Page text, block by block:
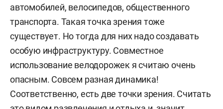
автомобилей, велосипедов, общественного
транспорта. Такая точка зрения тоже
существует. Но тогда для них надо создавать
особую инфраструктуру. Совместное
использование велодорожек я считаю очень
опасным. Совсем разная динамика!
Соответственно, есть две точки зрения. Считать